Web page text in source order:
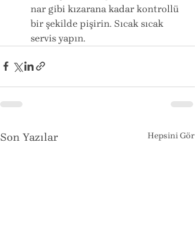
nar gibi kızarana kadar kontrollü
bir şekilde pişirin. Sıcak sıcak
servis yapın.
Son Yazılar Hepsini Gör